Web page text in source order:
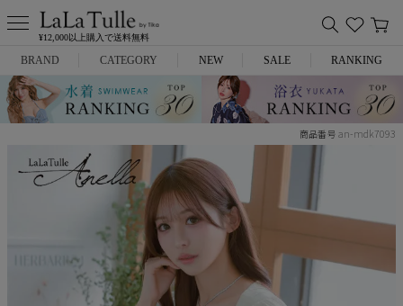
¥12,000以上購入で送料無料
BRAND
Anella
ROBE de FLEURS
CATEGORY
ミニドレス
ロングドレス
NEW SALE RANKING
商品番号 an-mdk7093